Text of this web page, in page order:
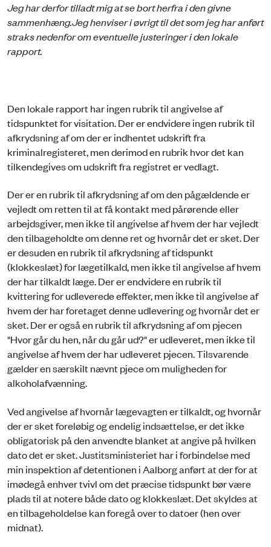
Jeg har derfor tilladt mig at se bort herfra i den givne
sammenhæng.Jeg henviser i øvrigt til det som jeg har anført
straks nedenfor om eventuelle justeringer i den lokale
rapport.
Den lokale rapport har ingen rubrik til angivelse af
tidspunktet for visitation. Der er endvidere ingen rubrik til
afkrydsning af om der er indhentet udskrift fra
kriminalregisteret, men derimod en rubrik hvor det kan
tilkendegives om udskrift fra registret er vedlagt.
Der er en rubrik til afkrydsning af om den pågældende er
vejledt om retten til at få kontakt med pårørende eller
arbejdsgiver, men ikke til angivelse af hvem der har vejledt
den tilbageholdte om denne ret og hvornår det er sket. Der
er desuden en rubrik til afkrydsning af tidspunkt
(klokkeslæt) for lægetilkald, men ikke til angivelse af hvem
der har tilkaldt læge. Der er endvidere en rubrik til
kvittering for udleverede effekter, men ikke til angivelse af
hvem der har foretaget denne udlevering og hvornår det er
sket. Der er også en rubrik til afkrydsning af om pjecen
"Hvor går du hen, når du går ud?" er udleveret, men ikke til
angivelse af hvem der har udleveret pjecen. Tilsvarende
gælder en særskilt nævnt pjece om muligheden for
alkoholafvænning.
Ved angivelse af hvornår lægevagten er tilkaldt, og hvornår
der er sket foreløbig og endelig indsættelse, er det ikke
obligatorisk på den anvendte blanket at angive på hvilken
dato det er sket. Justitsministeriet har i forbindelse med
min inspektion af detentionen i Aalborg anført at der for at
imødegå enhver tvivl om det præcise tidspunkt bør være
plads til at notere både dato og klokkeslæt. Det skyldes at
en tilbageholdelse kan foregå over to datoer (hen over
midnat).